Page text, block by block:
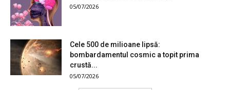
05/07/2026
Cele 500 de milioane lipsă:
bombardamentul cosmic a topit prima
crustă...
05/07/2026